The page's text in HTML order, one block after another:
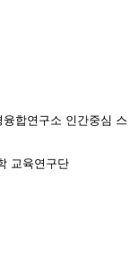
연구소 인간중심 스
육연구단